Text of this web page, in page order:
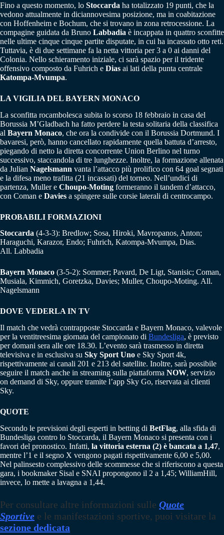
Fino a questo momento, lo Stoccarda ha totalizzato 19 punti, che la
vedono attualmente in diciannovesima posizione, ma in coabitazione
con Hoffenheim e Bochum, che si trovano in zona retrocessione. La
compagine guidata da Bruno Labbadia è incappata in quattro sconfitte
nelle ultime cinque cinque partite disputate, in cui ha incassato otto reti.
Tuttavia, è di due settimane fa la netta vittoria per 3 a 0 ai danni del
Colonia. Nello schieramento iniziale, ci sarà spazio per il tridente
offensivo composto da Fuhrich e Dias ai lati della punta centrale
Katompa-Mvumpa.
LA VIGILIA DEL BAYERN MONACO
La sconfitta rocambolesca subita lo scorso 18 febbraio in casa del
Borussia M’Gladbach ha fatto perdere la testa solitaria della classifica
al Bayern Monaco, che ora la condivide con il Borussia Dortmund. I
bavaresi, però, hanno cancellato rapidamente quella battuta d’arresto,
piegando di netto la diretta concorrente Union Berlino nel turno
successivo, staccandola di tre lunghezze. Inoltre, la formazione allenata
da Julian Nagelsmann vanta l’attacco più prolifico con 64 goal segnati
e la difesa meno trafitta (21 incassati) del torneo. Nell’undici di
partenza, Muller e Choupo-Moting formeranno il tandem d’attacco,
con Coman e Davies a spingere sulle corsie laterali di centrocampo.
PROBABILI FORMAZIONI
Stoccarda (4-3-3): Bredlow; Sosa, Hiroki, Mavropanos, Anton;
Haraguchi, Karazor, Endo; Fuhrich, Katompa-Mvumpa, Dias.
All. Labbadia
Bayern Monaco (3-5-2): Sommer; Pavard, De Ligt, Stanisic; Coman,
Musiala, Kimmich, Goretzka, Davies; Muller, Choupo-Moting. All.
Nagelsmann
DOVE VEDERLA IN TV
Il match che vedrà contrapposte Stoccarda e Bayern Monaco, valevole
per la ventitreesima giornata del campionato di Bundesliga, è previsto
per domani sera alle ore 18.30. L’evento sarà trasmesso in diretta
televisiva e in esclusiva su Sky Sport Uno e Sky Sport 4k,
rispettivamente ai canali 201 e 213 del satellite. Inoltre, sarà possibile
seguire il match anche in streaming sulla piattaforma NOW, servizio
on demand di Sky, oppure tramite l’app Sky Go, riservata ai clienti
Sky.
QUOTE
Secondo le previsioni degli esperti in betting di BetFlag, alla sfida di
Bundesliga contro lo Stoccarda, il Bayern Monaco si presenta con i
favori del pronostico. Infatti, la vittoria esterna (2) è bancata a 1,47,
mentre l’1 e il segno X vengono pagati rispettivamente 6,00 e 5,00.
Nel palinsesto complessivo delle scommesse che si riferiscono a questa
gara, i bookmaker Sisal e SNAI propongono il 2 a 1,45; WilliamHill,
invece, lo mette a lavagna a 1,44.
Per consultare altre informazioni sulle Quote
Sportive e le manifestazioni sportive, puoi visitare la
sezione dedicata